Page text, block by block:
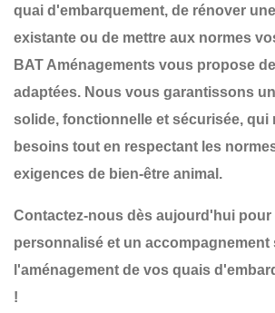
quai d'embarquement, de rénover
existante ou de mettre aux normes
BAT Aménagements vous propose
adaptées. Nous vous garantissons
solide, fonctionnelle et sécurisée, qui
besoins tout en respectant les
exigences de bien-être animal.
Contactez-nous dès aujourd'hui pour
personnalisé et un accompagnement
l'aménagement de vos quais
!